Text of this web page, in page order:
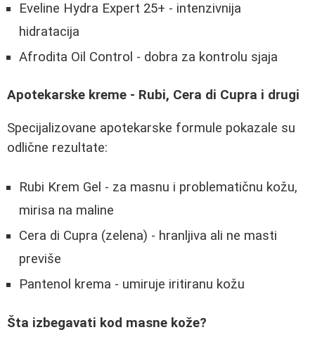
Eveline Hydra Expert 25+ - intenzivnija
hidratacija
Afrodita Oil Control - dobra za kontrolu sjaja
Apotekarske kreme - Rubi, Cera di Cupra i drugi
Specijalizovane apotekarske formule pokazale su
odlične rezultate:
Rubi Krem Gel - za masnu i problematičnu kožu,
mirisa na maline
Cera di Cupra (zelena) - hranljiva ali ne masti
previše
Pantenol krema - umiruje iritiranu kožu
Šta izbegavati kod masne kože?